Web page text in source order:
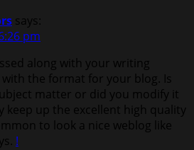
says:
pm
along with your writing
the format for your blog. Is
matter or did you modify it
keep up the excellent high quality
to look a nice weblog like
!